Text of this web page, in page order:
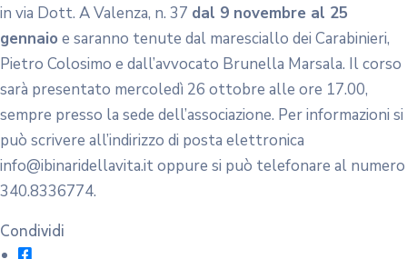
in via Dott. A Valenza, n. 37 dal 9 novembre al 25
gennaio e saranno tenute dal maresciallo dei Carabinieri,
Pietro Colosimo e dall’avvocato Brunella Marsala. Il corso
sarà presentato mercoledì 26 ottobre alle ore 17.00,
sempre presso la sede dell’associazione. Per informazioni si
può scrivere all’indirizzo di posta elettronica
info@ibinaridellavita.it oppure si può telefonare al numero
340.8336774.
Condividi